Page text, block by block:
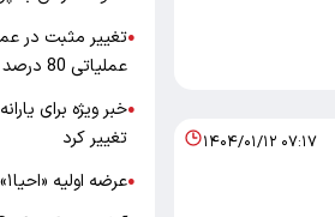
۱۴۰۴/۰۱/۱۲ ۰۷:۱۷
●تغییر مثبت در
عملیاتی 80 درصد رشد کرد
●خبر ویژه برای
تغییر کرد
●عرضه اولیه «احیا۱» ۱۹ مرداد در فرابورس